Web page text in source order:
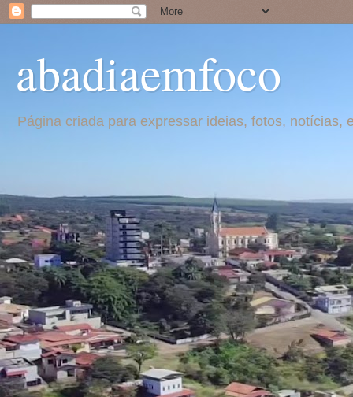
abadiaemfoco
Página criada para expressar ideias, fotos,